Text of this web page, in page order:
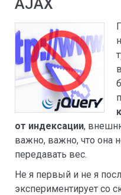
AJAX
от индексации,
важно, важно, что она
передавать вес.
Не я первый и не я
экспериментирует со